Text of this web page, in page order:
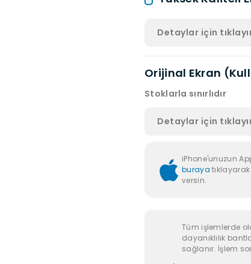
Detaylar için
Orijinal Ekran
Stoklarla sınırlıdır
Detaylar için
iPhone'unuzun
buraya
versin.
Tüm işlemlerde
dayanıklılık
sağlanır. İşlem